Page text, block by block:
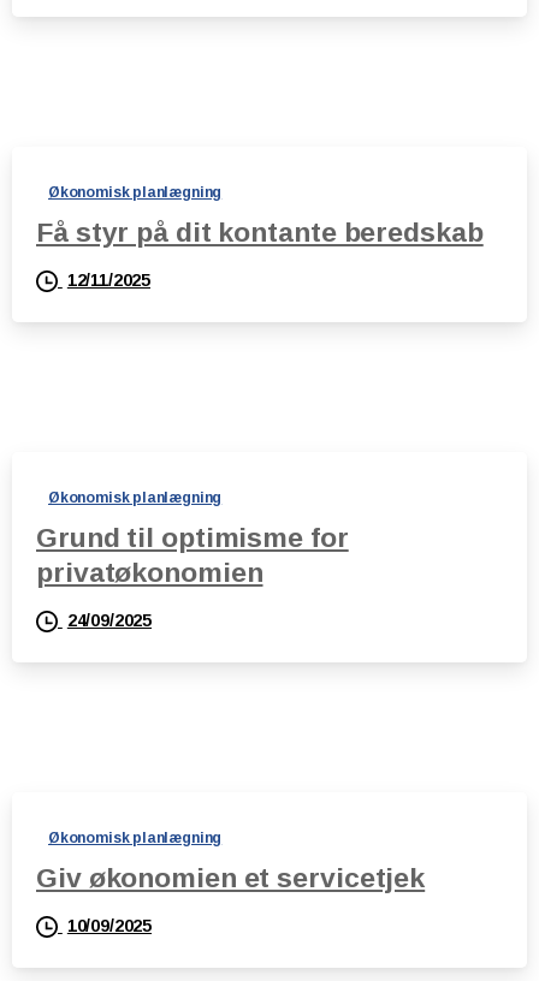
Økonomisk planlægning
Få styr på dit kontante beredskab
12/11/2025
Økonomisk planlægning
Grund til optimisme for
privatøkonomien
24/09/2025
Økonomisk planlægning
Giv økonomien et servicetjek
10/09/2025